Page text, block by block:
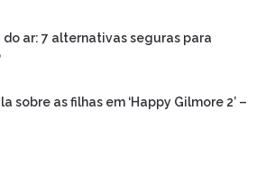
ar: 7 alternativas seguras para
sobre as filhas em ‘Happy Gilmore 2’ –